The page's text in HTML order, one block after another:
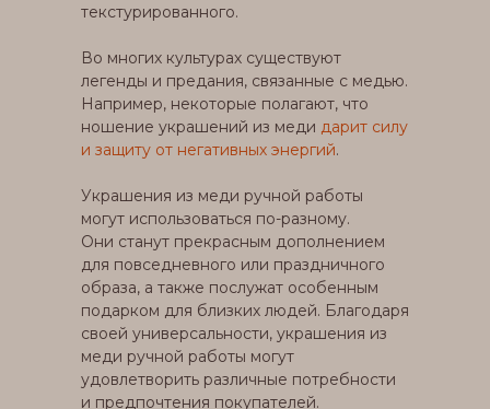
текстурированного.
Во многих культурах существуют
легенды и предания, связанные с медью.
Например, некоторые полагают, что
ношение украшений из меди дарит силу
и защиту от негативных энергий.
Украшения из меди ручной работы
могут использоваться по-разному.
Они станут прекрасным дополнением
для повседневного или праздничного
образа, а также послужат особенным
подарком для близких людей. Благодаря
своей универсальности, украшения из
меди ручной работы могут
удовлетворить различные потребности
и предпочтения покупателей.